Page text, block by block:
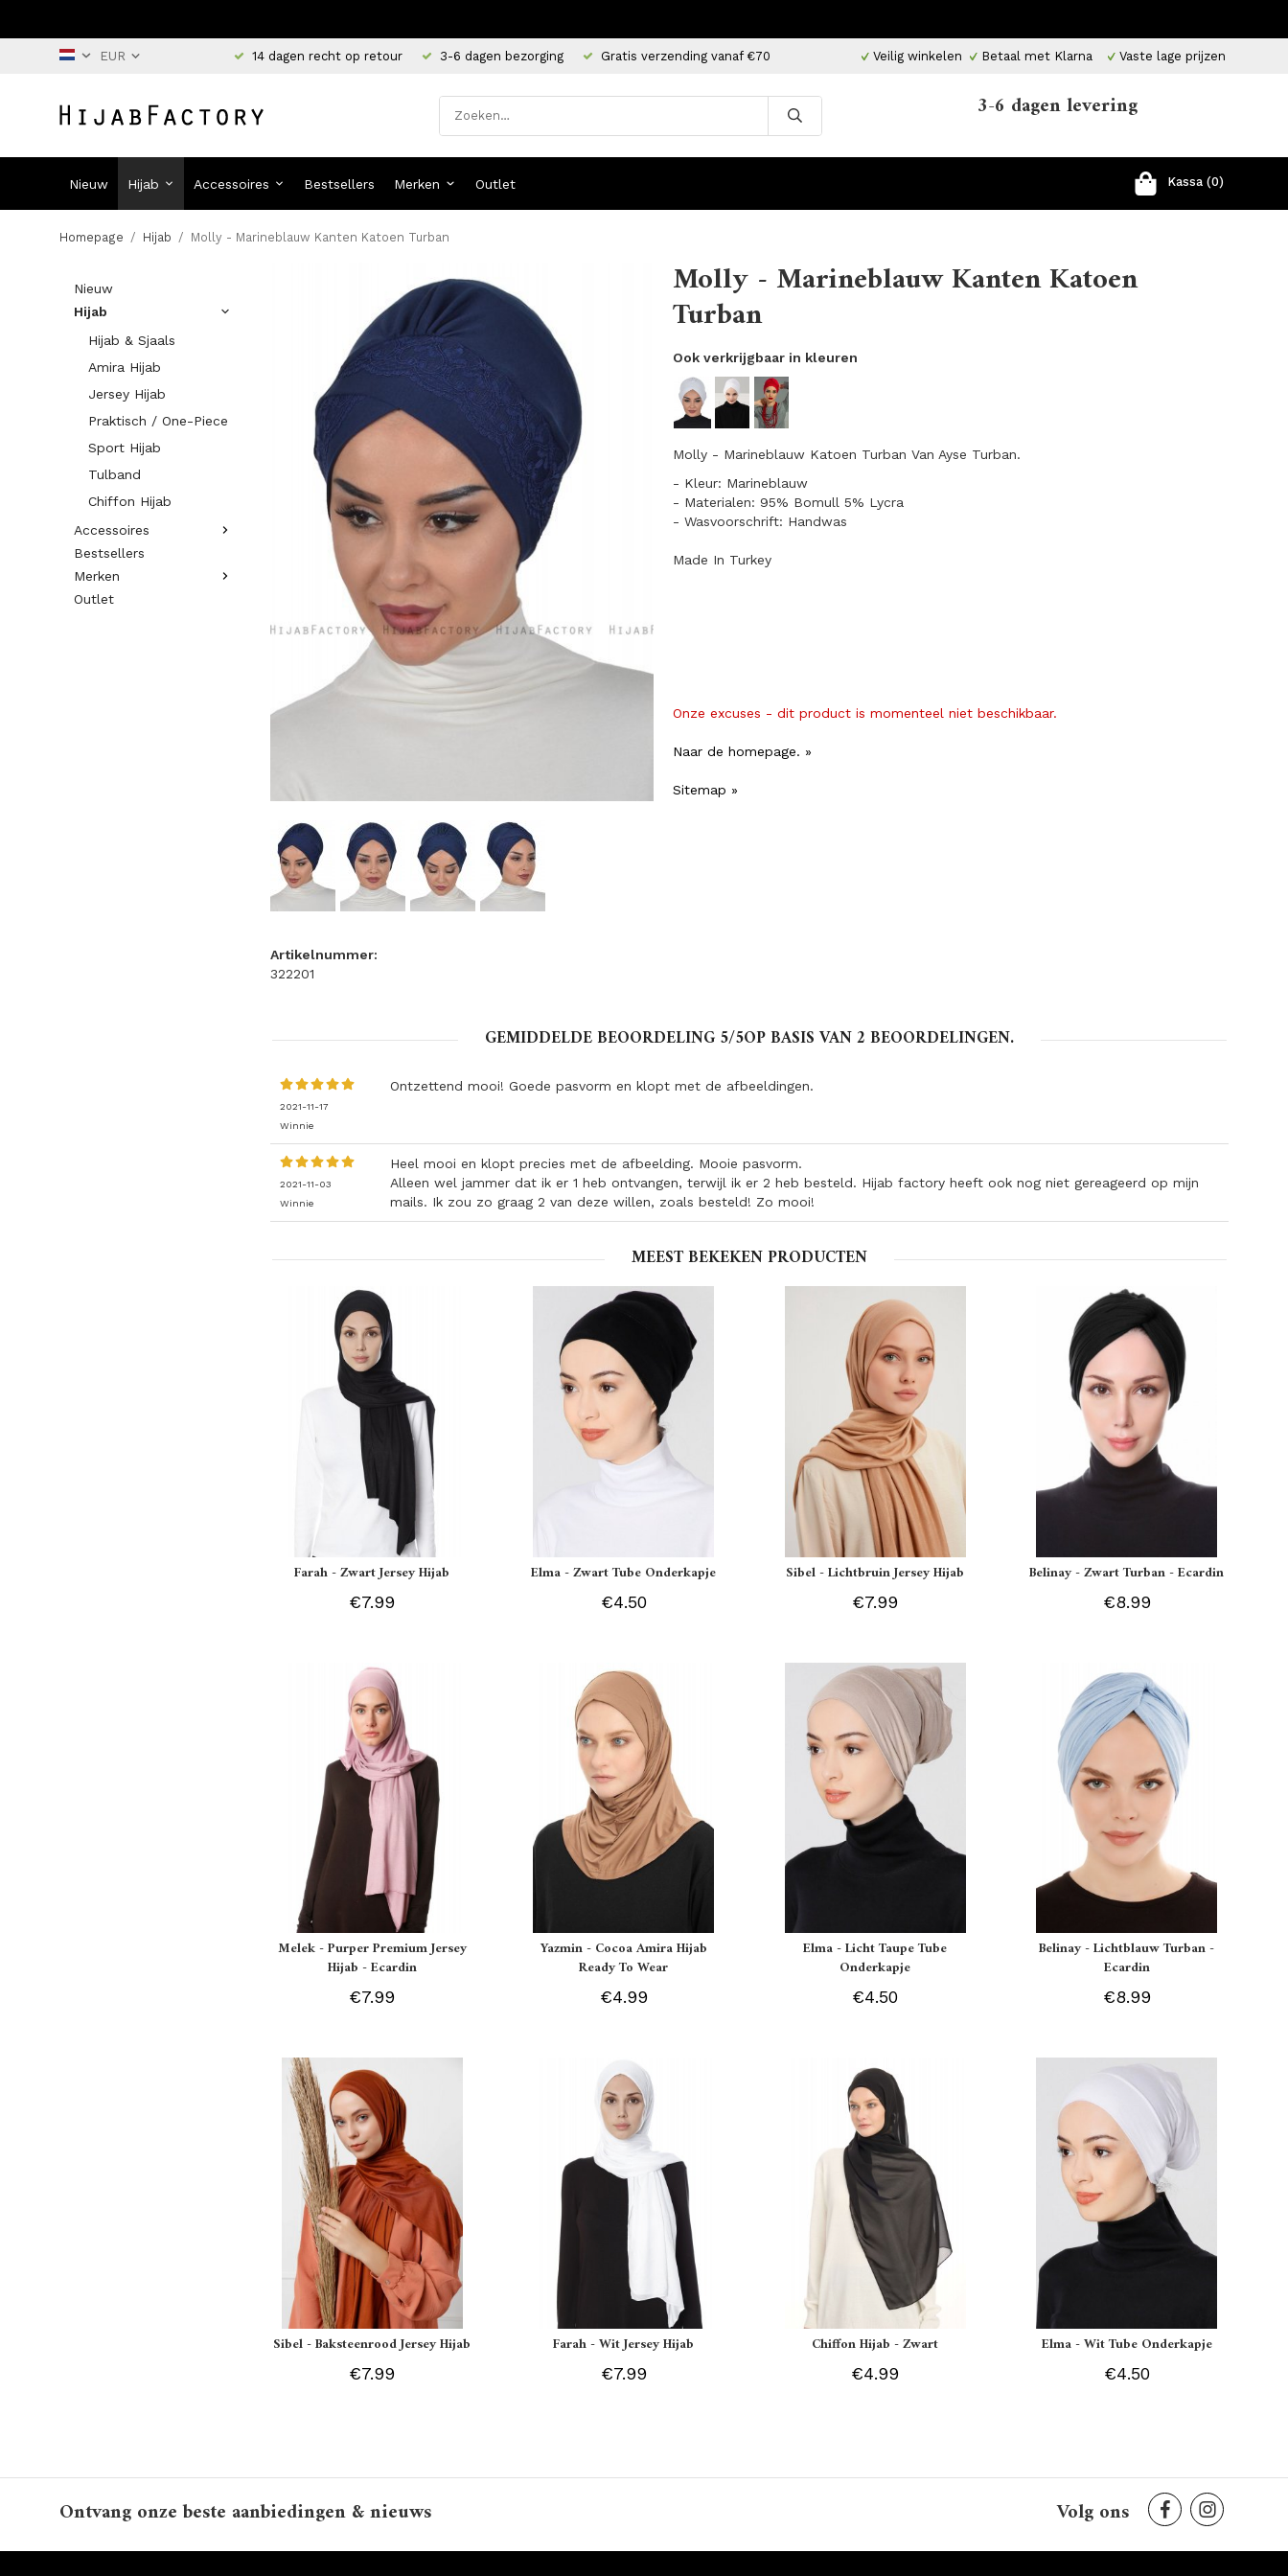
14 dagen recht op retour 3-6 dagen bezorging Gratis verzending vanaf €70 Veilig winkelen Betaal met Klarna Vaste lage prijzen
3-6 dagen levering
Nieuw Hijab Accessoires Bestsellers Merken Outlet Kassa (0)
Homepage / Hijab / Molly - Marineblauw Kanten Katoen Turban
Nieuw
Hijab
Hijab & Sjaals
Amira Hijab
Jersey Hijab
Praktisch / One-Piece
Sport Hijab
Tulband
Chiffon Hijab
Accessoires
Bestsellers
Merken
Outlet
Molly - Marineblauw Kanten Katoen
Turban
Ook verkrijgbaar in kleuren
Molly - Marineblauw Katoen Turban Van Ayse Turban.
- Kleur: Marineblauw
- Materialen: 95% Bomull 5% Lycra
- Wasvoorschrift: Handwas
Made In Turkey
Onze excuses - dit product is momenteel niet beschikbaar.
Naar de homepage. »
Sitemap »
Artikelnummer:
322201
GEMIDDELDE BEOORDELING 5/5OP BASIS VAN2 BEOORDELINGEN.
2021-11-17
Winnie
Ontzettend mooi! Goede pasvorm en klopt met de afbeeldingen.
2021-11-03
Winnie
Heel mooi en klopt precies met de afbeelding. Mooie pasvorm.
Alleen wel jammer dat ik er 1 heb ontvangen, terwijl ik er 2 heb besteld. Hijab factory heeft ook nog niet gereageerd op mijn
mails. Ik zou zo graag 2 van deze willen, zoals besteld! Zo mooi!
MEEST BEKEKEN PRODUCTEN
Farah - Zwart Jersey Hijab
€7.99
Elma - Zwart Tube Onderkapje
€4.50
Sibel - Lichtbruin Jersey Hijab
€7.99
Belinay - Zwart Turban - Ecardin
€8.99
Melek - Purper Premium Jersey
Hijab - Ecardin
€7.99
Yazmin - Cocoa Amira Hijab
Ready To Wear
€4.99
Elma - Licht Taupe Tube
Onderkapje
€4.50
Belinay - Lichtblauw Turban -
Ecardin
€8.99
Sibel - Baksteenrood Jersey Hijab
€7.99
Farah - Wit Jersey Hijab
€7.99
Chiffon Hijab - Zwart
€4.99
Elma - Wit Tube Onderkapje
€4.50
Ontvang onze beste aanbiedingen & nieuws Volg ons